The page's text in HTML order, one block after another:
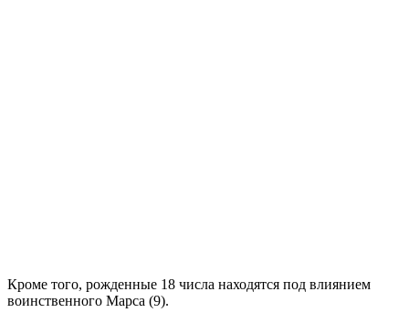
Кроме того, рожденные 18 числа находятся под влиянием
воинственного Марса (9).